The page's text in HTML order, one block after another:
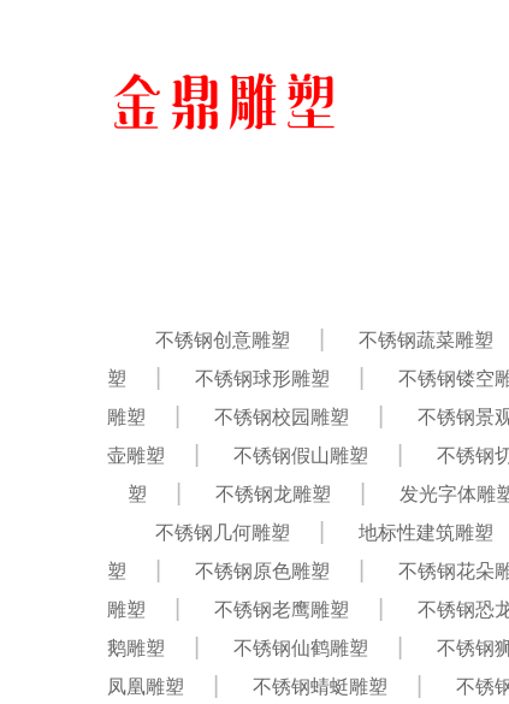
不锈钢创意雕塑 不锈钢蔬菜雕塑
塑
不锈钢球形雕塑 不锈钢镂空
雕塑
不锈钢校园雕塑 不锈钢景
壶雕塑
不锈钢假山雕塑 不锈钢
塑
不锈钢龙雕塑 发光字体雕
不锈钢几何雕塑
地标性建筑雕塑
塑
不锈钢原色雕塑 不锈钢花朵
雕塑
不锈钢老鹰雕塑 不锈钢恐
鹅雕塑
不锈钢仙鹤雕塑 不锈钢
凤凰雕塑
不锈钢蜻蜓雕塑 不锈